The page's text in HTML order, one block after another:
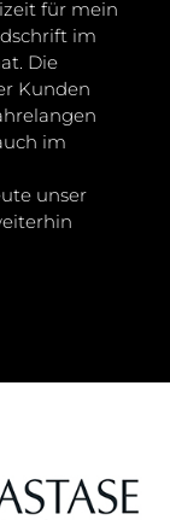
für mein
im
Die
Kunden
im
unser